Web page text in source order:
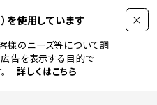
を使用しています
様のニーズ等について調
告を表示する目的で
詳しくはこちら